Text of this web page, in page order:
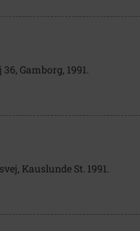
Gamborg, 1991.
Kauslunde St. 1991.